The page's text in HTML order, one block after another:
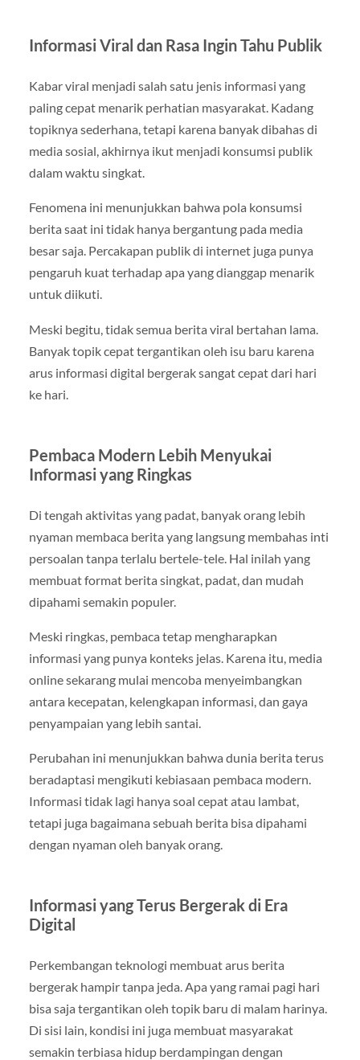
Informasi Viral dan Rasa Ingin Tahu Publik
Kabar viral menjadi salah satu jenis informasi yang
paling cepat menarik perhatian masyarakat. Kadang
topiknya sederhana, tetapi karena banyak dibahas di
media sosial, akhirnya ikut menjadi konsumsi publik
dalam waktu singkat.
Fenomena ini menunjukkan bahwa pola konsumsi
berita saat ini tidak hanya bergantung pada media
besar saja. Percakapan publik di internet juga punya
pengaruh kuat terhadap apa yang dianggap menarik
untuk diikuti.
Meski begitu, tidak semua berita viral bertahan lama.
Banyak topik cepat tergantikan oleh isu baru karena
arus informasi digital bergerak sangat cepat dari hari
ke hari.
Pembaca Modern Lebih Menyukai
Informasi yang Ringkas
Di tengah aktivitas yang padat, banyak orang lebih
nyaman membaca berita yang langsung membahas inti
persoalan tanpa terlalu bertele-tele. Hal inilah yang
membuat format berita singkat, padat, dan mudah
dipahami semakin populer.
Meski ringkas, pembaca tetap mengharapkan
informasi yang punya konteks jelas. Karena itu, media
online sekarang mulai mencoba menyeimbangkan
antara kecepatan, kelengkapan informasi, dan gaya
penyampaian yang lebih santai.
Perubahan ini menunjukkan bahwa dunia berita terus
beradaptasi mengikuti kebiasaan pembaca modern.
Informasi tidak lagi hanya soal cepat atau lambat,
tetapi juga bagaimana sebuah berita bisa dipahami
dengan nyaman oleh banyak orang.
Informasi yang Terus Bergerak di Era
Digital
Perkembangan teknologi membuat arus berita
bergerak hampir tanpa jeda. Apa yang ramai pagi hari
bisa saja tergantikan oleh topik baru di malam harinya.
Di sisi lain, kondisi ini juga membuat masyarakat
semakin terbiasa hidup berdampingan dengan